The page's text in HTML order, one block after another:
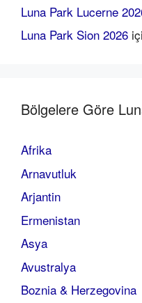
Luna Park Lucerne
Luna Park Sion 2026
Bölgelere Göre
Afrika
Arnavutluk
Arjantin
Ermenistan
Asya
Avustralya
Boznia & Herzegovina